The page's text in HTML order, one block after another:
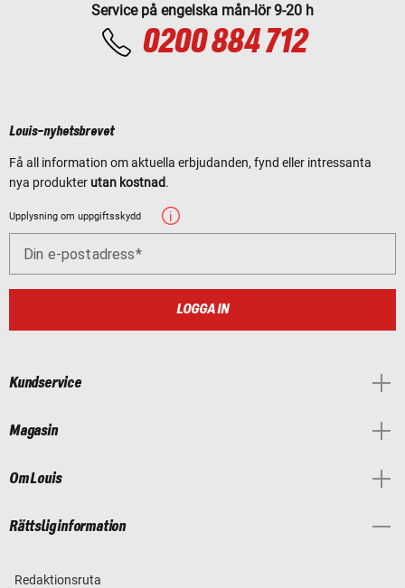
Service på engelska mån-lör 9-20 h
0200 884 712
Louis-nyhetsbrevet
Få all information om aktuella erbjudanden, fynd eller intressanta
nya produkter utan kostnad.
Upplysning om uppgiftsskydd
Din e-postadress
LOGGA IN
Kundservice
Magasin
Om Louis
Rättslig information
Redaktionsruta